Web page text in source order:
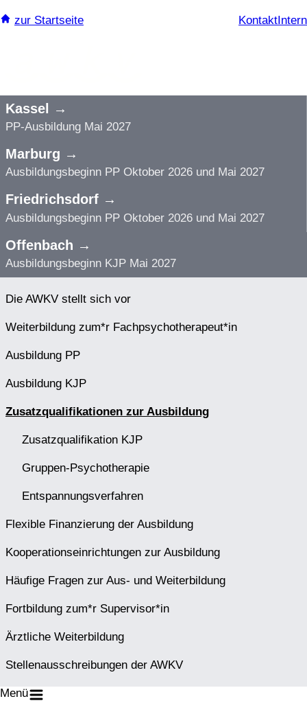
Inhaltzur Startseite KontaktIntern
Kassel →
PP-Ausbildung Mai 2027
Marburg →
Ausbildungsbeginn PP Oktober 2026 und Mai 2027
Friedrichsdorf →
Ausbildungsbeginn PP Oktober 2026 und Mai 2027
Offenbach →
Ausbildungsbeginn KJP Mai 2027
Die AWKV stellt sich vor
Weiterbildung zum*r Fachpsychotherapeut*in
Ausbildung PP
Ausbildung KJP
Zusatzqualifikationen zur Ausbildung
Zusatzqualifikation KJP
Gruppen-Psychotherapie
Entspannungsverfahren
Flexible Finanzierung der Ausbildung
Kooperationseinrichtungen zur Ausbildung
Häufige Fragen zur Aus- und Weiterbildung
Fortbildung zum*r Supervisor*in
Ärztliche Weiterbildung
Stellenausschreibungen der AWKV
Menü